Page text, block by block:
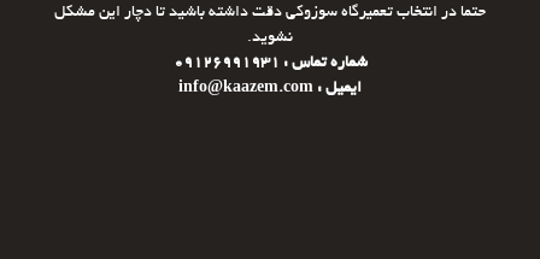
حتما در انتخاب تعمیرگاه سوزوکی دقت داشته باشید تا دچار این مشکل
نشوید.
شماره تماس : 09126991931
ایمیل : info@kaazem.com